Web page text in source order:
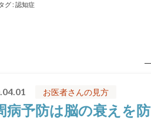
グ : 認知症
お医者さんの見方
病予防は脳の衰えを